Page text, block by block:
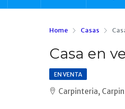
Home Casas
Casa en
EN VENTA
Carpinteria,